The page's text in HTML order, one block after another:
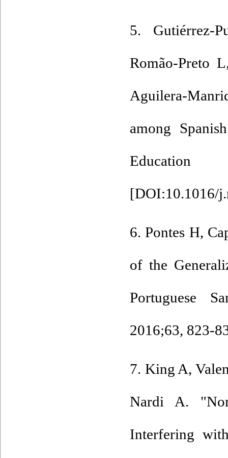
5. Gutiérrez-
Romão-Preto
Aguilera-
among
[DOI:10.1016/
6. Pontes H,
of the
Portuguese
2016;63, 823-
7. King A,
Nardi A.
Interfering